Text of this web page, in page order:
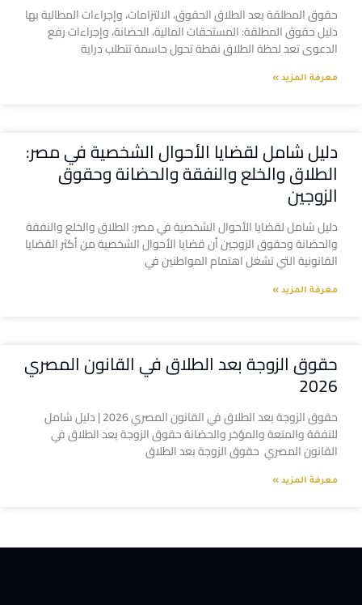
حقوق المطلقة بعد الطلاق الحقوق، الالتزامات، وإجراءات المطالبة بها
دليل حقوق المطلقة: المستحقات المالية، الحضانة، وإجراءات رفع
الدعوى تعد لحظة الطلاق نقطة تحول حاسمة تتطلب دراية
معرفة المزيد »
دليل شامل لقضايا الأحوال الشخصية في مصر:
الطلاق والخلع والنفقة والحضانة وحقوق
الزوجين
دليل شامل لقضايا الأحوال الشخصية في مصر: الطلاق والخلع والنفقة
والحضانة وحقوق الزوجين أن قضايا الأحوال الشخصية من أكثر القضايا
القانونية التي تشغل اهتمام المواطنين في
معرفة المزيد »
حقوق الزوجة بعد الطلاق في القانون المصري
2026
حقوق الزوجة بعد الطلاق في القانون المصري 2026 | دليل شامل
للنفقة والمتعة والمؤخر والحضانة حقوق الزوجة بعد الطلاق في
القانون المصري حقوق الزوجة بعد الطلاق
معرفة المزيد »